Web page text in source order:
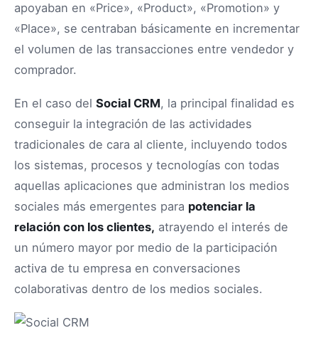
apoyaban en «Price», «Product», «Promotion» y
«Place», se centraban básicamente en incrementar
el volumen de las transacciones entre vendedor y
comprador.
En el caso del Social CRM, la principal finalidad es
conseguir la integración de las actividades
tradicionales de cara al cliente, incluyendo todos
los sistemas, procesos y tecnologías con todas
aquellas aplicaciones que administran los medios
sociales más emergentes para potenciar la
relación con los clientes, atrayendo el interés de
un número mayor por medio de la participación
activa de tu empresa en conversaciones
colaborativas dentro de los medios sociales.